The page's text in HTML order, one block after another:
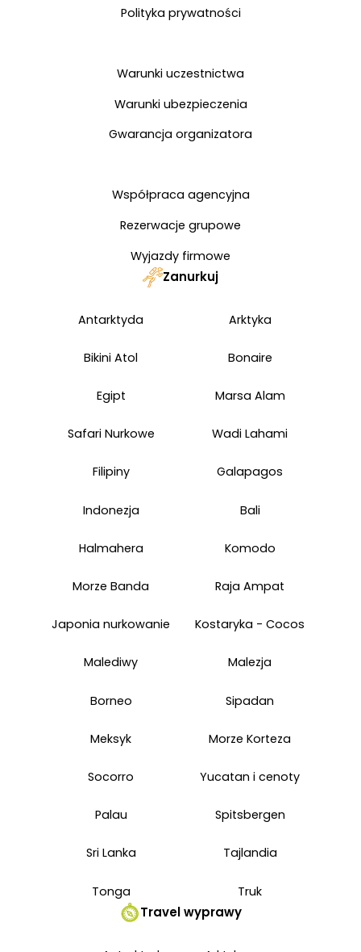
Polityka prywatności
Warunki uczestnictwa
Warunki ubezpieczenia
Gwarancja organizatora
Współpraca agencyjna
Rezerwacje grupowe
Wyjazdy firmowe
Zanurkuj
Antarktyda Arktyka
Bikini Atol Bonaire
Egipt Marsa Alam
Safari Nurkowe Wadi Lahami
Filipiny Galapagos
Indonezja Bali
Halmahera Komodo
Morze Banda Raja Ampat
Japonia nurkowanie Kostaryka - Cocos
Malediwy Malezja
Borneo Sipadan
Meksyk Morze Korteza
Socorro Yucatan i cenoty
Palau Spitsbergen
Sri Lanka Tajlandia
Tonga Truk
Travel wyprawy